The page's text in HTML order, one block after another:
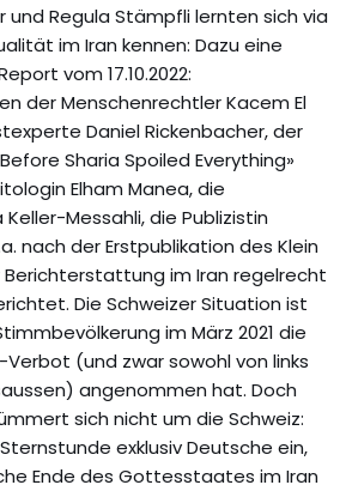
und Regula Stämpfli lernten sich via
im Iran kennen: Dazu eine
vom 17.10.2022:
der Menschenrechtler Kacem El
Daniel Rickenbacher, der
Sharia Spoiled Everything»
Elham Manea, die
Messahli, die Publizistin
nach der Erstpublikation des Klein
Berichterstattung im Iran regelrecht
Die Schweizer Situation ist
im März 2021 die
(und zwar sowohl von links
angenommen hat. Doch
sich nicht um die Schweiz:
exklusiv Deutsche ein,
Ende des Gottesstaates im Iran